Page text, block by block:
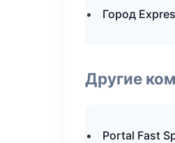
Город
Другие
Portal Fast